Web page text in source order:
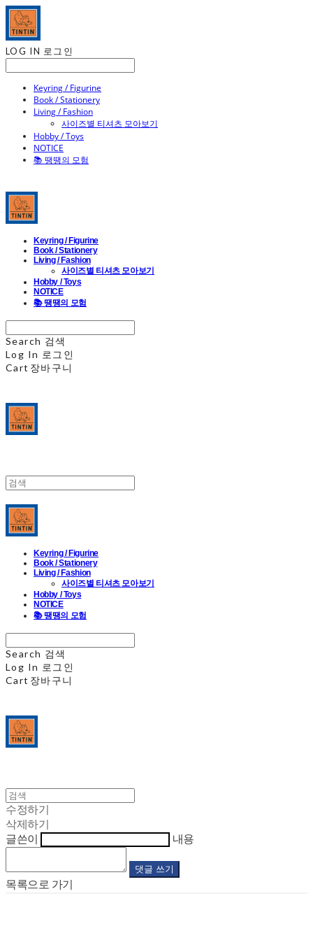
LOG IN 로그인
Keyring / Figurine
Book / Stationery
Living / Fashion
사이즈별 티셔츠 모아보기
Hobby / Toys
NOTICE
📚 땡땡의 모험
Keyring / Figurine
Book / Stationery
Living / Fashion
사이즈별 티셔츠 모아보기
Hobby / Toys
NOTICE
📚 땡땡의 모험
Search 검색
Log In 로그인
Cart 장바구니
Keyring / Figurine
Book / Stationery
Living / Fashion
사이즈별 티셔츠 모아보기
Hobby / Toys
NOTICE
📚 땡땡의 모험
Search 검색
Log In 로그인
Cart 장바구니
수정하기
삭제하기
글쓴이
내용
댓글 쓰기
목록으로 가기